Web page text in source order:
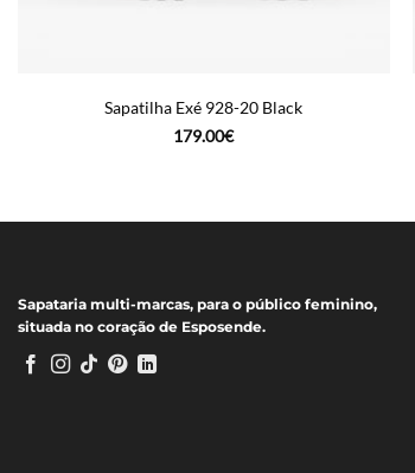
Sapatilha Exé 928-20 Black
179.00€
Sapataria multi-marcas, para o público feminino,
situada no coração de Esposende.